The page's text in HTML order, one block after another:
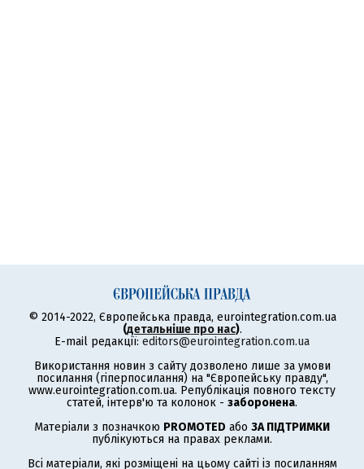
© 2014-2022, Європейська правда, eurointegration.com.ua
(детальніше про нас).
E-mail редакції: editors@eurointegration.com.ua
Використання новин з сайту дозволено лише за умови
посилання (гіперпосилання) на "Європейську правду",
www.eurointegration.com.ua. Републікація повного тексту
статей, інтерв'ю та колонок - заборонена.
Матеріали з позначкою PROMOTED або ЗА ПІДТРИМКИ
публікуються на правах реклами.
Всі матеріали, які розміщені на цьому сайті із посиланням